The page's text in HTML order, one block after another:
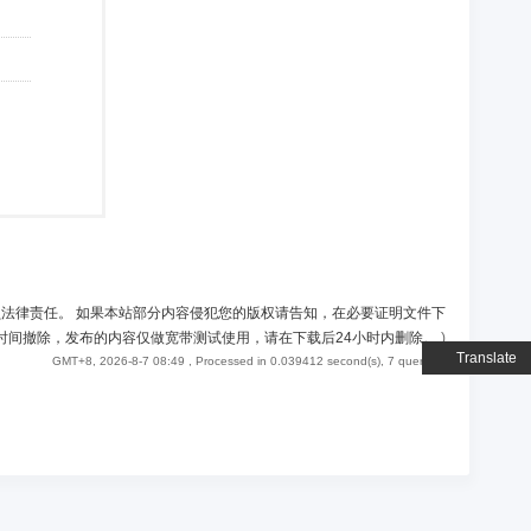
Translate
律责任。 如果本站部分内容侵犯您的版权请告知，在必要证明文件下
间撤除，发布的内容仅做宽带测试使用，请在下载后24小时内删除。)
GMT+8, 2026-8-7 08:49 , Processed in 0.039412 second(s), 7 queries .